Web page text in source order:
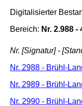
Digitalisierter
Bereich: Nr. 2.988
Nr. [Signatur] -
Nr. 2988 - Brühl-
Nr. 2989 - Brühl-
Nr. 2990 - Brühl-